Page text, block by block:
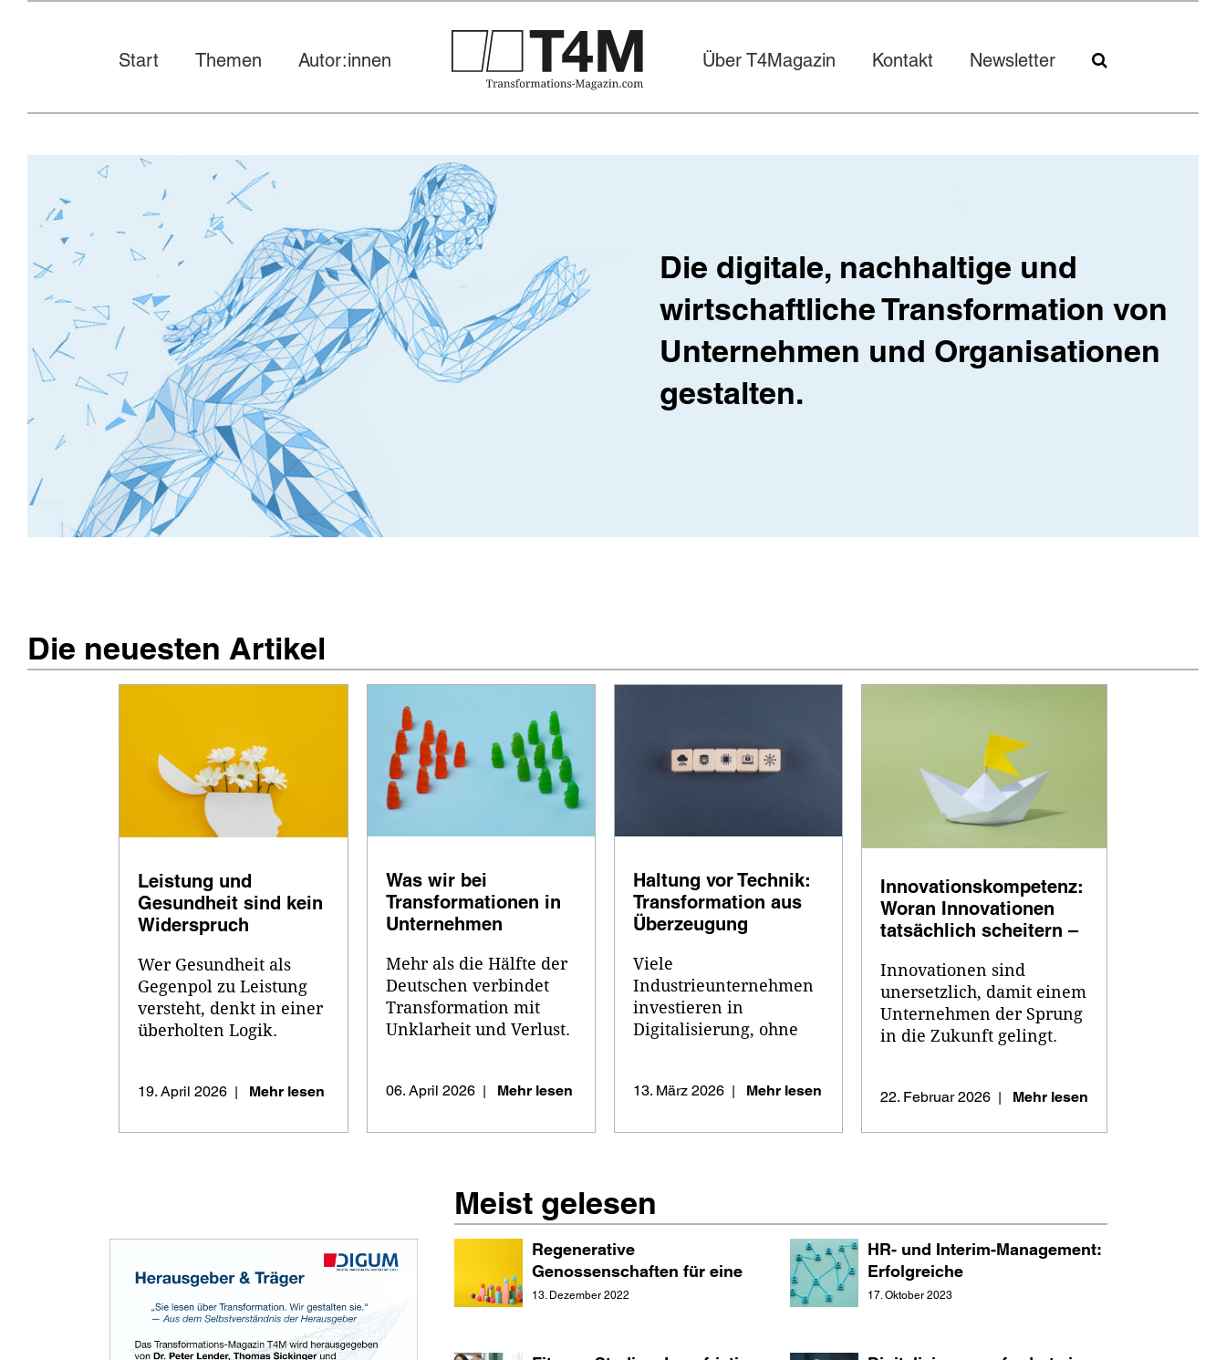
Start Themen Autor:innen Über T4Magazin Kontakt Newsletter
Die digitale, nachhaltige und
wirtschaftliche Transformation von
Unternehmen und Organisationen
gestalten.
Die neuesten Artikel
Leistung und
Gesundheit sind kein
Widerspruch
Wer Gesundheit als
Gegenpol zu Leistung
versteht, denkt in einer
überholten Logik.
zeigen: Nachhaltige
nicht ...
19. April 2026 | Mehr lesen
Was wir bei
Transformationen in
Unternehmen
Mehr als die Hälfte der
Deutschen verbindet
Transformation mit
Unklarheit und Verlust.
versanden,
Ziele ...
06. April 2026 Mehr lesen
Haltung vor Technik:
Transformation aus
Überzeugung
Viele
Industrieunternehmen
investieren in
Digitalisierung, ohne
entscheidet
über den
13. März 2026 Mehr lesen
Innovationskompetenz:
Woran Innovationen
tatsächlich scheitern –
Innovationen sind
unersetzlich, damit einem
Unternehmen der Sprung
in die Zukunft gelingt.
einen Anbieter fortan ...
22. Februar 2026 | Mehr lesen
Meist gelesen
Regenerative
Genossenschaften für eine
neue Ökonomie?
13. Dezember 2022
HR- und Interim-Management:
Erfolgreiche
Transformationstreiber?
17. Oktober 2023